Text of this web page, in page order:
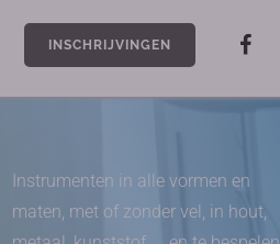
INSCHRIJVINGEN
Instrumenten in alle vormen en
maten, met of zonder vel, in hout,